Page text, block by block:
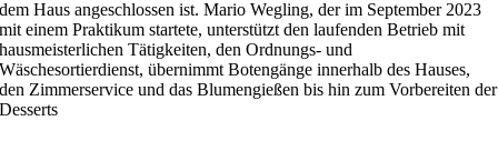
dem Haus angeschlossen ist. Mario Wegling, der im September 2023
mit einem Praktikum startete, unterstützt den laufenden Betrieb mit
hausmeisterlichen Tätigkeiten, den Ordnungs- und
Wäschesortierdienst, übernimmt Botengänge innerhalb des Hauses,
den Zimmerservice und das Blumengießen bis hin zum Vorbereiten der
Desserts